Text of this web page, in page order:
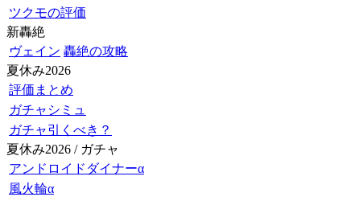
ツクモの評価
新轟絶
ヴェイン 轟絶の攻略
夏休み2026
評価まとめ
ガチャシミュ
ガチャ引くべき？
夏休み2026 / ガチャ
アンドロイドダイナーα
風火輪α